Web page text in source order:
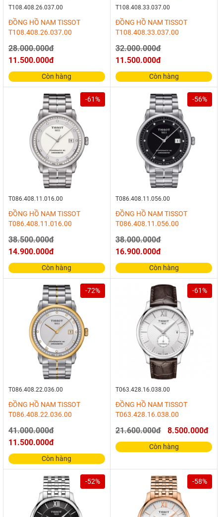
T108.408.26.037.00
ĐỒNG HỒ NAM TISSOT
T108.408.26.037.00
28.000.000đ
11.500.000đ
Còn hàng
T108.408.33.037.00
ĐỒNG HỒ NAM TISSOT
T108.408.33.037.00
32.000.000đ
11.500.000đ
Còn hàng
-61%
T086.408.11.016.00
ĐỒNG HỒ NAM TISSOT
T086.408.11.016.00
38.500.000đ
14.900.000đ
Còn hàng
-56%
T086.408.11.056.00
ĐỒNG HỒ NAM TISSOT
T086.408.11.056.00
38.000.000đ
16.900.000đ
Còn hàng
-72%
T086.408.22.036.00
ĐỒNG HỒ NAM TISSOT
T086.408.22.036.00
41.000.000đ
11.500.000đ
Còn hàng
-61%
T063.428.16.038.00
ĐỒNG HỒ NAM TISSOT
T063.428.16.038.00
21.600.000đ 8.500.000đ
Còn hàng
-52% -58%